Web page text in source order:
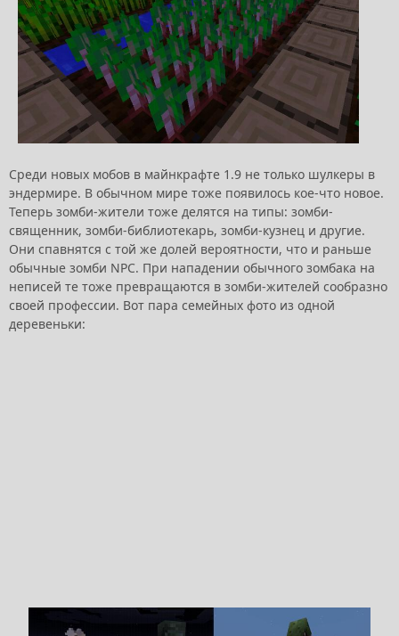
Среди новых мобов в майнкрафте 1.9 не только шулкеры в
эндермире. В обычном мире тоже появилось кое-что новое.
Теперь зомби-жители тоже делятся на типы: зомби-
священник, зомби-библиотекарь, зомби-кузнец и другие.
Они спавнятся с той же долей вероятности, что и раньше
обычные зомби NPC. При нападении обычного зомбака на
неписей те тоже превращаются в зомби-жителей сообразно
своей профессии. Вот пара семейных фото из одной
деревеньки: